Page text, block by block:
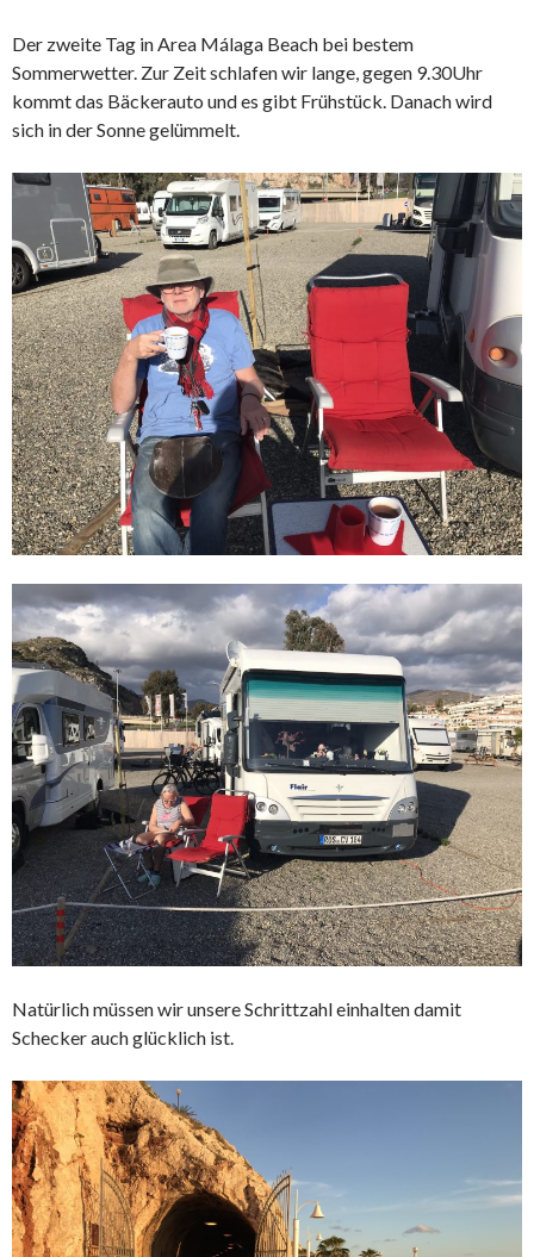
Der zweite Tag in Area Málaga Beach bei bestem
Sommerwetter. Zur Zeit schlafen wir lange, gegen 9.30Uhr
kommt das Bäckerauto und es gibt Frühstück. Danach wird
sich in der Sonne gelümmelt.
Natürlich müssen wir unsere Schrittzahl einhalten damit
Schecker auch glücklich ist.